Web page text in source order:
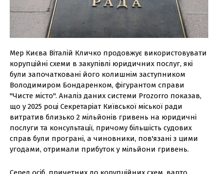
Мер Києва Віталій Кличко продовжує використовувати
корупційні схеми в закупівлі юридичних послуг, які
були започатковані його колишнім заступником
Володимиром Бондаренком, фігурантом справи
"Чисте місто". Аналіз даних системи Prozorro показав,
що у 2025 році Секретаріат Київської міської ради
витратив близько 2 мільйонів гривень на юридичні
послуги та консультації, причому більшість судових
справ були програні, а чиновники, пов'язані з цими
угодами, отримали прибуток у мільйони гривень.